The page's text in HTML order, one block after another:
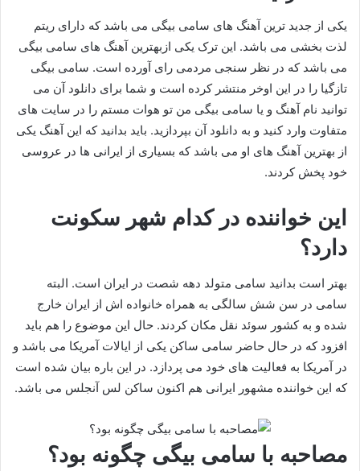
یکی از جدید ترین آهنگ های سامی بیگی می باشد که دارای ریتم
لذت بخشی می باشد. این ترک یکی ازبهترین آهنگ های سامی بیگی
می باشد که در نظر سنجی مردمی رای آورده است. سامی بیگی
تازگیا را در این اوخر منتشر کرده است و شما برای دانلود آن می
توانید نام آهنگ و یا سامی بیگی من تو هوات مستم را در سایت های
متفاوت وارد کنید و به دانلود آن بپردازید. باید بدانید که این آهنگ یکی
از بهترین آهنگ های او می باشد که بسیاری از ایرانی ها در عروسی
خود پخش کردند.
این خواننده در کدام شهر سکونت
دارد؟
بهتر است بدانید سامی متولد دهه شصت در ایران است. البته
سامی در سن شش سالگی به همراه خانواده‌ اش از ایران خارج
شده و به کشور سوئد نقل مکان کردند. حال این موضوع را هم باید
افزود که در حال حاضر سامی ساکن یکی از ایالات آمریکا می‌ باشد و
در آمریکا به فعالیت‌ های خود می‌ پردازد. در این باره بیان شده است
که این خواننده مشهور ایرانی هم اکنون ساکن لس آنجلس می‌ باشد.
مصاحبه با سامی بیگی چگونه بود؟